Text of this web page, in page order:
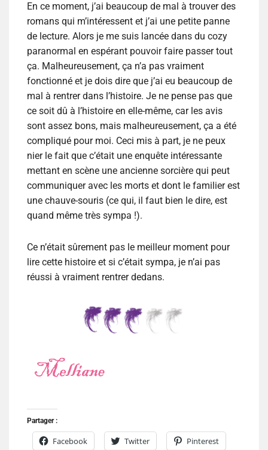
En ce moment, j’ai beaucoup de mal à trouver des
romans qui m’intéressent et j’ai une petite panne
de lecture. Alors je me suis lancée dans du cozy
paranormal en espérant pouvoir faire passer tout
ça. Malheureusement, ça n’a pas vraiment
fonctionné et je dois dire que j’ai eu beaucoup de
mal à rentrer dans l’histoire. Je ne pense pas que
ce soit dû à l’histoire en elle-même, car les avis
sont assez bons, mais malheureusement, ça a été
compliqué pour moi. Ceci mis à part, je ne peux
nier le fait que c’était une enquête intéressante
mettant en scène une ancienne sorcière qui peut
communiquer avec les morts et dont le familier est
une chauve-souris (ce qui, il faut bien le dire, est
quand même très sympa !).
Ce n’était sûrement pas le meilleur moment pour
lire cette histoire et si c’était sympa, je n’ai pas
réussi à vraiment rentrer dedans.
Partager :
Facebook Twitter Pinterest